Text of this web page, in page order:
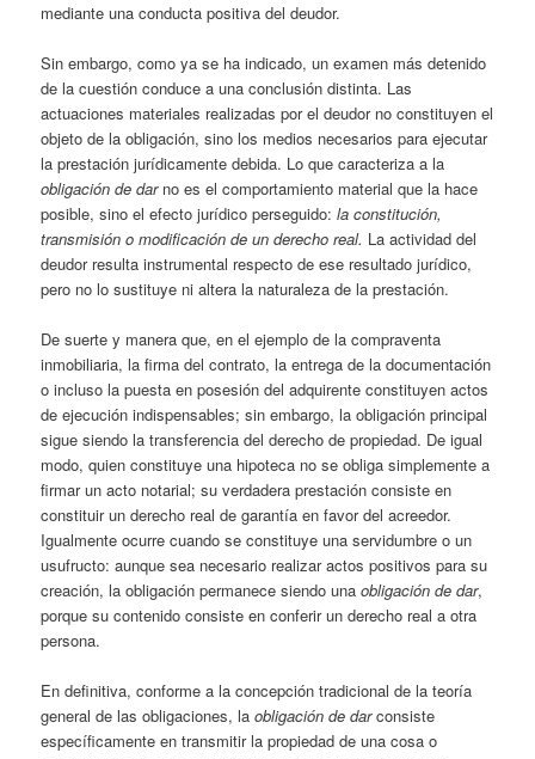
mediante una conducta positiva del deudor.
Sin embargo, como ya se ha indicado, un examen más detenido
de la cuestión conduce a una conclusión distinta. Las
actuaciones materiales realizadas por el deudor no constituyen el
objeto de la obligación, sino los medios necesarios para ejecutar
la prestación jurídicamente debida. Lo que caracteriza a la
obligación de darno es el comportamiento material que la hace
posible, sino el efecto jurídico perseguido:la constitución,
transmisión o modificación de un derecho real. La actividad del
deudor resulta instrumental respecto de ese resultado jurídico,
pero no lo sustituye ni altera la naturaleza de la prestación.
De suerte y manera que, en el ejemplo de la compraventa
inmobiliaria, la firma del contrato, la entrega de la documentación
o incluso la puesta en posesión del adquirente constituyen actos
de ejecución indispensables; sin embargo, la obligación principal
sigue siendo la transferencia del derecho de propiedad. De igual
modo, quien constituye una hipoteca no se obliga simplemente a
firmar un acto notarial; su verdadera prestación consiste en
constituir un derecho real de garantía en favor del acreedor.
Igualmente ocurre cuando se constituye una servidumbre o un
usufructo: aunque sea necesario realizar actos positivos para su
creación, la obligación permanece siendo unaobligación de dar,
porque su contenido consiste en conferir un derecho real a otra
persona.
En definitiva, conforme a la concepción tradicional de la teoría
general de las obligaciones, laobligación de darconsiste
específicamente en transmitir la propiedad de una cosa o